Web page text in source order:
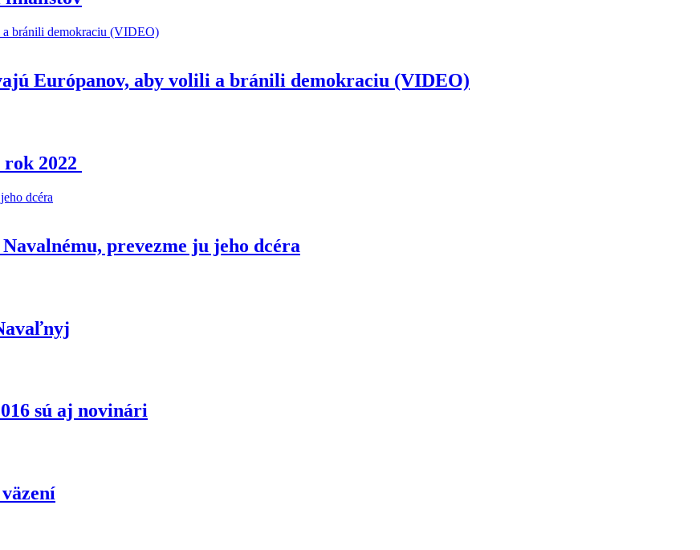
Európanov, aby volili a bránili demokraciu (VIDEO)
2022
prevezme ju jeho dcéra
sú aj novinári